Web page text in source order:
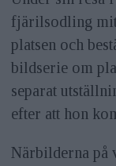
fjärilsodling
platsen och
bildserie om
separat
efter att hon
Närbilderna på